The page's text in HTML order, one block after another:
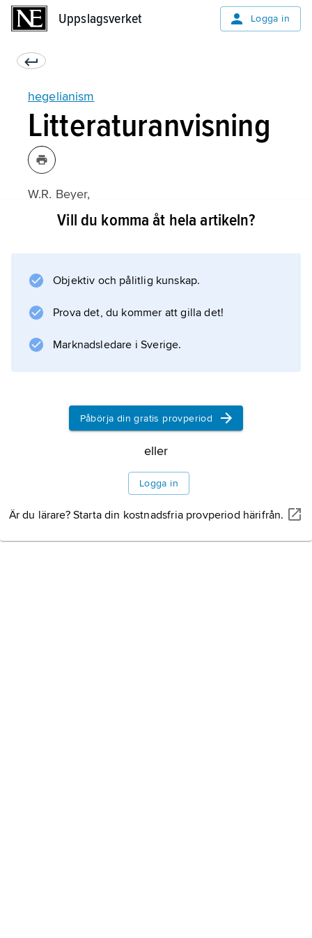
Uppslagsverket Logga in
hegelianism
Litteraturanvisning
W.R. Beyer,
Hegel-Bilder
Vill du komma åt hela artikeln?
Objektiv och pålitlig kunskap.
Prova det, du kommer att gilla det!
Marknadsledare i Sverige.
Påbörja din gratis provperiod
eller
Logga in
Är du lärare? Starta din kostnadsfria provperiod härifrån.